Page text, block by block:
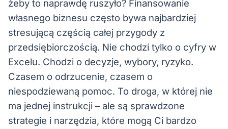
żeby to naprawdę ruszyło? Finansowanie
własnego biznesu często bywa najbardziej
stresującą częścią całej przygody z
przedsiębiorczością. Nie chodzi tylko o cyfry w
Excelu. Chodzi o decyzje, wybory, ryzyko.
Czasem o odrzucenie, czasem o
niespodziewaną pomoc. To droga, w której nie
ma jednej instrukcji – ale są sprawdzone
strategie i narzędzia, które mogą Ci bardzo